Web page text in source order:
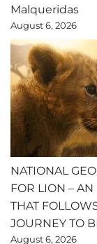
Malqueridas
August 6, 2026
NATIONAL
FOR LION – AN
THAT
JOURNEY TO
August 6, 2026